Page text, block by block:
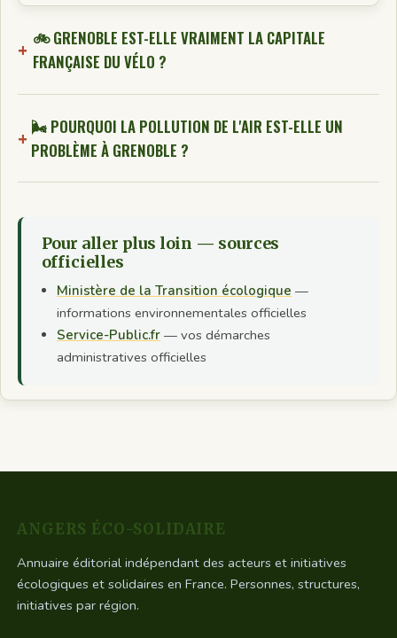
🚲 GRENOBLE EST-ELLE VRAIMENT LA CAPITALE
FRANÇAISE DU VÉLO ?
🌬️ POURQUOI LA POLLUTION DE L'AIR EST-ELLE UN
PROBLÈME À GRENOBLE ?
Pour aller plus loin — sources
officielles
Ministère de la Transition écologique —
informations environnementales officielles
Service-Public.fr — vos démarches
administratives officielles
ANGERS ÉCO-SOLIDAIRE
Annuaire éditorial indépendant des acteurs et initiatives
écologiques et solidaires en France. Personnes, structures,
initiatives par région.